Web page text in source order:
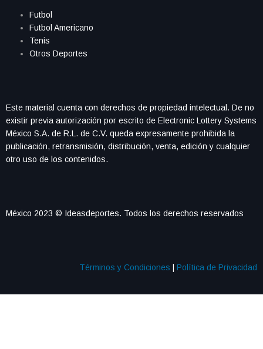
Futbol
Futbol Americano
Tenis
Otros Deportes
Este material cuenta con derechos de propiedad intelectual. De no
existir previa autorización por escrito de Electronic Lottery Systems
México S.A. de R.L. de C.V. queda expresamente prohibida la
publicación, retransmisión, distribución, venta, edición y cualquier
otro uso de los contenidos.
México 2023 © Ideasdeportes. Todos los derechos reservados
Términos y Condiciones Política de Privacidad